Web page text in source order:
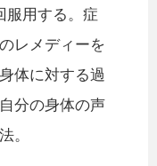
服用する。症
レメディーを
体に対する過
分の身体の声
。